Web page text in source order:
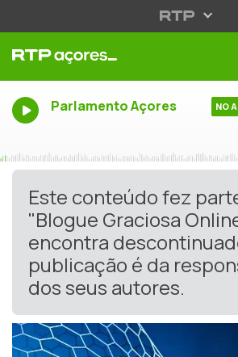
Parlamento Açores NO
Este conteúdo fez
"Blogue Graciosa
encontra
publicação é da
dos seus autores.